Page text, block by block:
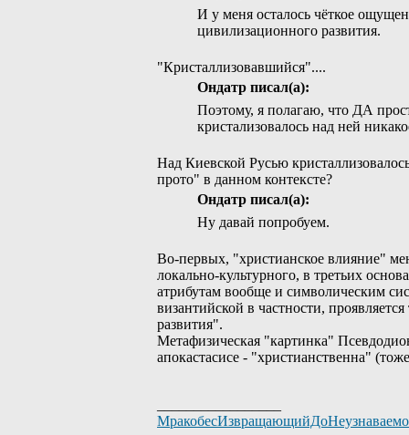
И у меня осталось чёткое
цивилизационного развития.
"Кристаллизовавшийся"....
Ондатр писал(а):
Поэтому, я полагаю, что ДА
кристализовалось над ней
Над Киевской Русью
прото" в данном контексте?
Ондатр писал(а):
Ну давай попробуем.
Во-первых, "христианское влияние"
локально-культурного, в третьих
атрибутам вообще и символическим
византийской в частности,
развития".
Метафизическая "картинка"
апокастасисе - "христианственна"